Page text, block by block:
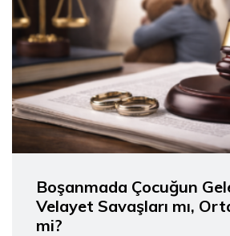
Boşanmada Çocuğun
Velayet Savaşları mı,
mi?